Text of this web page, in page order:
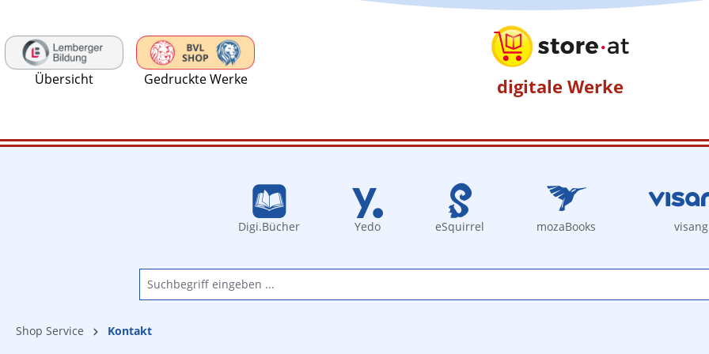
Übersicht Gedruckte Werke digitale Werke
Digi.Bücher Yedo eSquirrel mozaBooks visang
Shop Service Kontakt